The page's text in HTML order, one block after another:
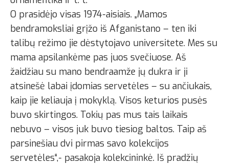
O prasidėjo visas 1974-aisiais. „Mamos
bendramoksliai grįžo iš Afganistano – ten iki
talibų režimo jie dėstytojavo universitete. Mes su
mama apsilankėme pas juos svečiuose. Aš
žaidžiau su mano bendraamže jų dukra ir ji
atsinešė labai įdomias servetėles – su ančiukais,
kaip jie keliauja į mokyklą. Visos keturios pusės
buvo skirtingos. Tokių pas mus tais laikais
nebuvo – visos juk buvo tiesiog baltos. Taip aš
parsinešiau dvi pirmas savo kolekcijos
servetėles“,- pasakoja kolekcininkė. Iš pradžių